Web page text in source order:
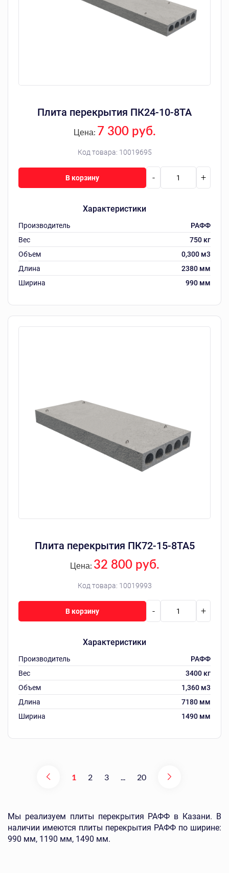
Плита перекрытия ПК24-10-8ТА
Код товара: 10019695
Цена: 7 300 руб.
Характеристики
Производитель
РАФФ
Вес
750 кг
Объем
0,300 м3
Длина
2380 мм
Ширина
990 мм
- +
В корзину
Плита перекрытия ПК72-15-8ТА5
Код товара: 10019993
Цена: 32 800 руб.
Характеристики
Производитель
РАФФ
Вес
3400 кг
Объем
1,360 м3
Длина
7180 мм
Ширина
1490 мм
- +
В корзину
1 2 3 20
Мы реализуем плиты перекрытия РАФФ в Казани. В
наличии имеются плиты перекрытия РАФФ по ширине:
990 мм, 1190 мм, 1490 мм.